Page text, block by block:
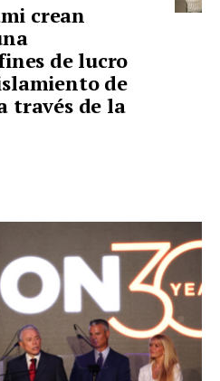
crean
de lucro
de
través de la